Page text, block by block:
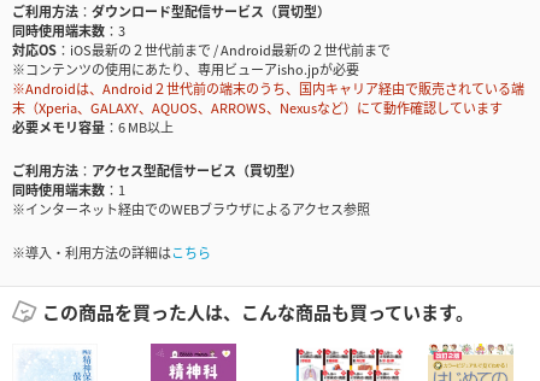
ご利用方法
ダウンロード型配信サービス（買切型）
同時使用端末数
3
対応OS
iOS最新の２世代前まで / Android最新の２世代前まで
※コンテンツの使用にあたり、専用ビューアisho.jpが必要
※Androidは、Android２世代前の端末のうち、国内キャリア経由で販売されている端
末（Xperia、GALAXY、AQUOS、ARROWS、Nexusなど）にて動作確認しています
必要メモリ容量
6 MB以上
ご利用方法
アクセス型配信サービス（買切型）
同時使用端末数
1
※インターネット経由でのWEBブラウザによるアクセス参照
※導入・利用方法の詳細はこちら
この商品を買った人は、こんな商品も買っています。